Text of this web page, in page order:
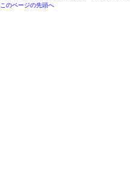
このページの先頭へ